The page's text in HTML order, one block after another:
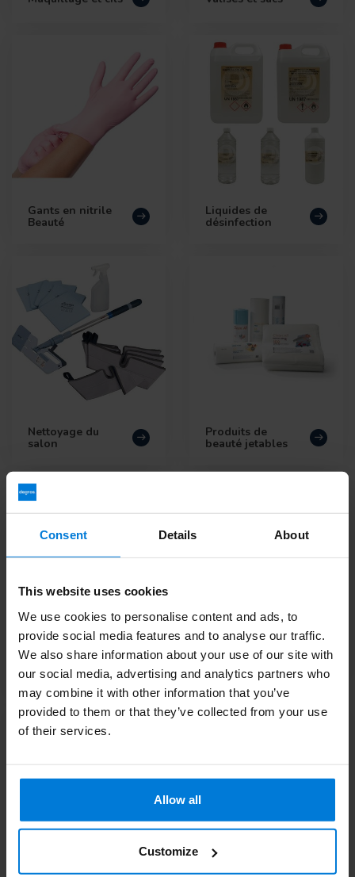
Consent Details About
This website uses cookies
We use cookies to personalise content and ads, to
provide social media features and to analyse our traffic.
We also share information about your use of our site with
our social media, advertising and analytics partners who
may combine it with other information that you’ve
provided to them or that they’ve collected from your use
of their services.
Allow all
Customize
Gants en nitrile
Beauté
Liquides de
désinfection
Nettoyage du
salon
Produits de
beauté jetables
Bouteilles et
salon
Miroirs